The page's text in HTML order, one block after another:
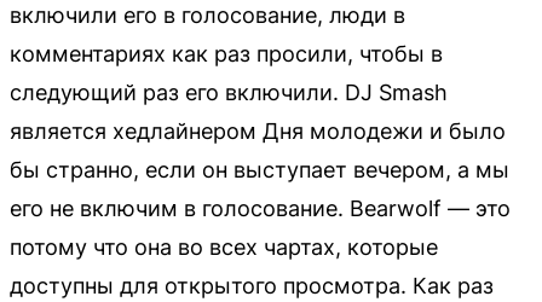
включили его в голосование, люди в
комментариях как раз просили, чтобы в
следующий раз его включили. DJ Smash
является хедлайнером Дня молодежи и было
бы странно, если он выступает вечером, а мы
его не включим в голосование. Bearwolf — это
потому что она во всех чартах, которые
доступны для открытого просмотра. Как раз